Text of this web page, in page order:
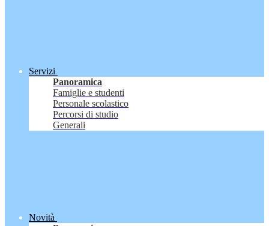
Servizi
Panoramica
Famiglie e studenti
Personale scolastico
Percorsi di studio
Generali
Novità